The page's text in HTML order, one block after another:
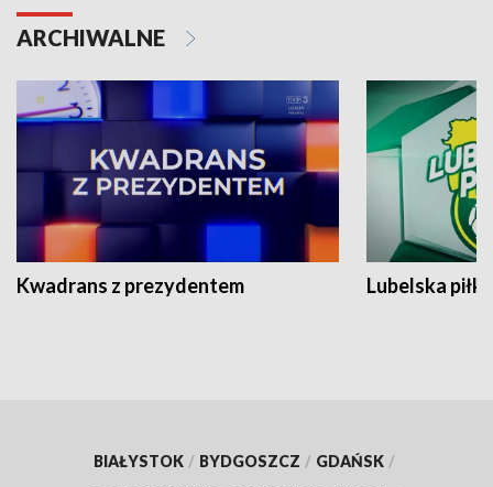
ARCHIWALNE
Kwadrans z prezydentem Lubelska piłka
BIAŁYSTOK / BYDGOSZCZ / GDAŃSK /